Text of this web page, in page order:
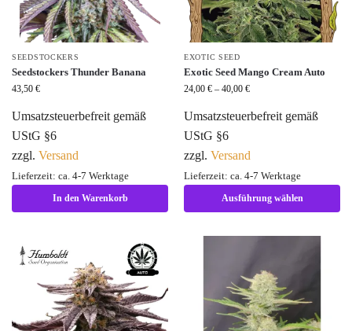
SEEDSTOCKERS
Seedstockers Thunder Banana
43,50 €
Umsatzsteuerbefreit gemäß
UStG §6
zzgl. Versand
Lieferzeit: ca. 4-7 Werktage
In den Warenkorb
EXOTIC SEED
Exotic Seed Mango Cream Auto
24,00 € – 40,00 €
Umsatzsteuerbefreit gemäß
UStG §6
zzgl. Versand
Lieferzeit: ca. 4-7 Werktage
Ausführung wählen